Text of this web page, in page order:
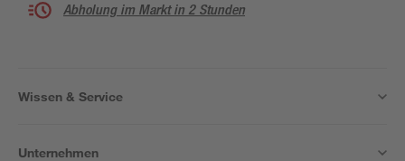
Abholung im Markt in 2 Stunden
Wissen & Service
Unternehmen